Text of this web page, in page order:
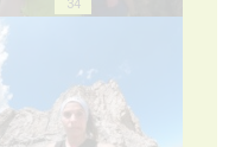
34